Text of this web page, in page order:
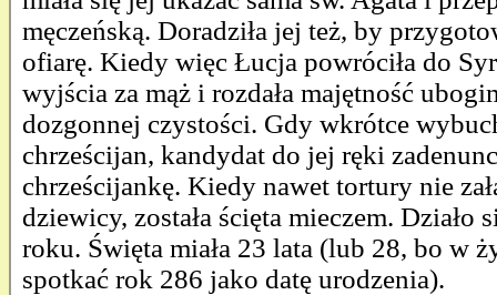
męczeńską. Doradziła jej też, by
ofiarę. Kiedy więc Łucja powróciła do
wyjścia za mąż i rozdała majętność
dozgonnej czystości. Gdy wkrótce
chrześcijan, kandydat do jej ręki
chrześcijankę. Kiedy nawet tortury nie
dziewicy, została ścięta mieczem. Działo
roku. Święta miała 23 lata (lub 28, bo w
spotkać rok 286 jako datę urodzenia).